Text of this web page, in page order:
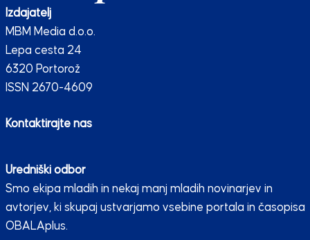
Izdajatelj
MBM Media d.o.o.
Lepa cesta 24
6320 Portorož
ISSN 2670-4609
Kontaktirajte nas
Uredniški odbor
Smo ekipa mladih in nekaj manj mladih novinarjev in
avtorjev, ki skupaj ustvarjamo vsebine portala in časopisa
OBALAplus.